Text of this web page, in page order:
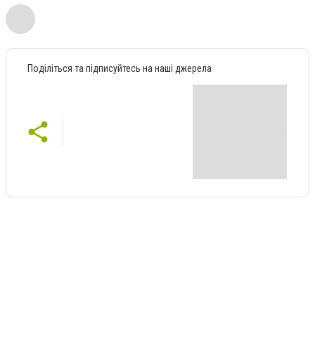
Поділіться та підписуйтесь на наші джерела